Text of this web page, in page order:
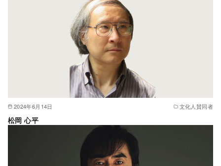
2024年6月14日 文化人賛同者
松岡 心平